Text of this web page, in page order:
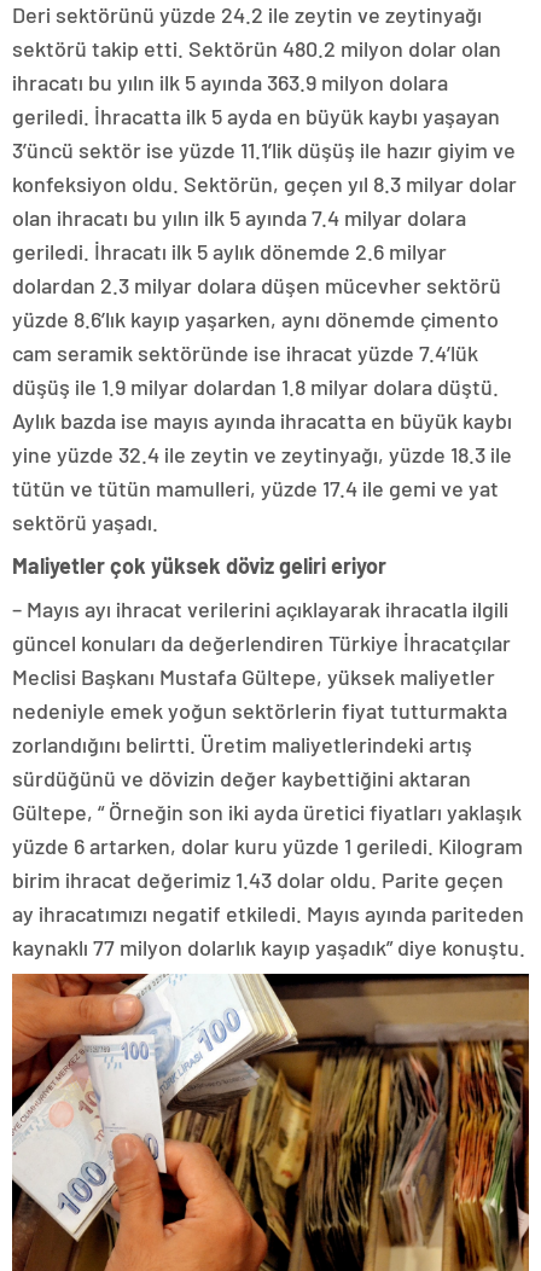
Deri sektörünü yüzde 24.2 ile zeytin ve zeytinyağı
sektörü takip etti. Sektörün 480.2 milyon dolar olan
ihracatı bu yılın ilk 5 ayında 363.9 milyon dolara
geriledi. İhracatta ilk 5 ayda en büyük kaybı yaşayan
3’üncü sektör ise yüzde 11.1’lik düşüş ile hazır giyim ve
konfeksiyon oldu. Sektörün, geçen yıl 8.3 milyar dolar
olan ihracatı bu yılın ilk 5 ayında 7.4 milyar dolara
geriledi. İhracatı ilk 5 aylık dönemde 2.6 milyar
dolardan 2.3 milyar dolara düşen mücevher sektörü
yüzde 8.6’lık kayıp yaşarken, aynı dönemde çimento
cam seramik sektöründe ise ihracat yüzde 7.4’lük
düşüş ile 1.9 milyar dolardan 1.8 milyar dolara düştü.
Aylık bazda ise mayıs ayında ihracatta en büyük kaybı
yine yüzde 32.4 ile zeytin ve zeytinyağı, yüzde 18.3 ile
tütün ve tütün mamulleri, yüzde 17.4 ile gemi ve yat
sektörü yaşadı.
Maliyetler çok yüksek döviz geliri eriyor
– Mayıs ayı ihracat verilerini açıklayarak ihracatla ilgili
güncel konuları da değerlendiren Türkiye İhracatçılar
Meclisi Başkanı Mustafa Gültepe, yüksek maliyetler
nedeniyle emek yoğun sektörlerin fiyat tutturmakta
zorlandığını belirtti. Üretim maliyetlerindeki artış
sürdüğünü ve dövizin değer kaybettiğini aktaran
Gültepe, “ Örneğin son iki ayda üretici fiyatları yaklaşık
yüzde 6 artarken, dolar kuru yüzde 1 geriledi. Kilogram
birim ihracat değerimiz 1.43 dolar oldu. Parite geçen
ay ihracatımızı negatif etkiledi. Mayıs ayında pariteden
kaynaklı 77 milyon dolarlık kayıp yaşadık” diye konuştu.